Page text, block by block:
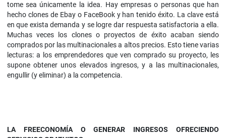
tome sea únicamente la idea. Hay empresas o personas que han
hecho clones de Ebay o FaceBook y han tenido éxito. La clave está
en que exista demanda y se logre dar respuesta satisfactoria a ella.
Muchas veces los clones o proyectos de éxito acaban siendo
comprados por las multinacionales a altos precios. Esto tiene varias
lecturas: a los emprendedores que ven comprado su proyecto, les
supone obtener unos elevados ingresos, y a las multinacionales,
engullir (y eliminar) a la competencia.
LA FREECONOMÍA O GENERAR INGRESOS OFRECIENDO